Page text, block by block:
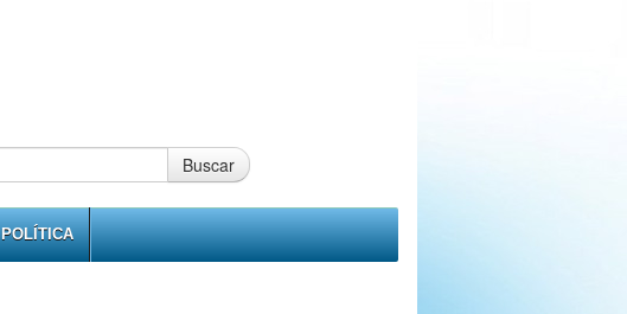
Buscar
POLÍTICA